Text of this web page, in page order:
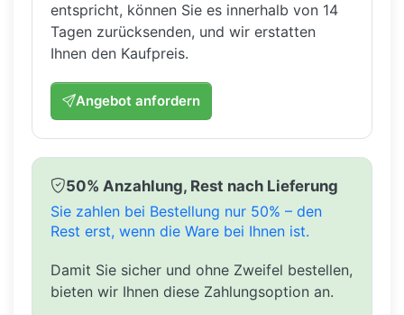
entspricht, können Sie es innerhalb von 14
Tagen zurücksenden, und wir erstatten
Ihnen den Kaufpreis.
Angebot anfordern
50% Anzahlung, Rest nach Lieferung
Sie zahlen bei Bestellung nur 50% – den
Rest erst, wenn die Ware bei Ihnen ist.
Damit Sie sicher und ohne Zweifel bestellen,
bieten wir Ihnen diese Zahlungsoption an.